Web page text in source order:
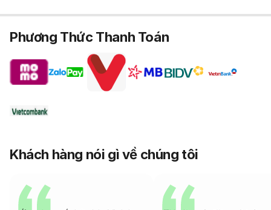
Phương Thức Thanh Toán
Khách hàng nói gì về chúng tôi